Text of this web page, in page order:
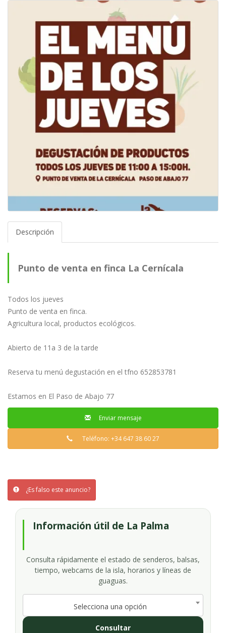
Descripción
Punto de venta en finca La Cernícala
Todos los jueves
Punto de venta en finca.
Agricultura local, productos ecológicos.
Abierto de 11a 3 de la tarde
Reserva tu menú degustación en el tfno 652853781
Estamos en El Paso de Abajo 77
Enviar mensaje
Teléfono: +34 647 38 60 27
¿Es falso este anuncio?
Información útil de La Palma
Consulta rápidamente el estado de senderos, balsas,
tiempo, webcams de la isla, horarios y líneas de
guaguas.
Selecciona una opción
Consultar